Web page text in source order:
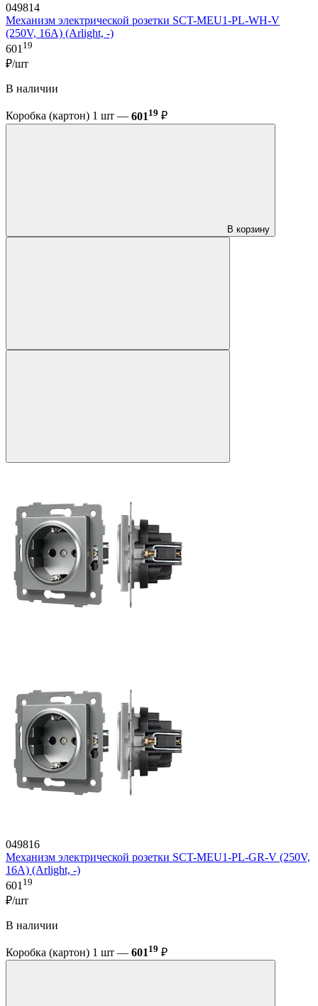
049814
Механизм электрической розетки SCT-MEU1-PL-WH-V
(250V, 16A) (Arlight, -)
601 19
₽/шт
В наличии
Коробка (картон) 1 шт — 601 19 ₽
В корзину
049816
Механизм электрической розетки SCT-MEU1-PL-GR-V (250V,
16A) (Arlight, -)
601 19
₽/шт
В наличии
Коробка (картон) 1 шт — 601 19 ₽